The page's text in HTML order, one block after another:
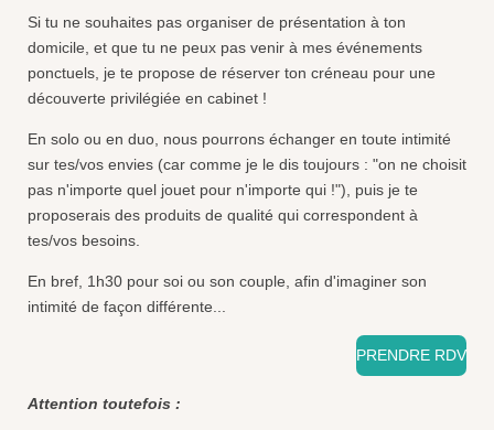
Si tu ne souhaites pas organiser de présentation à ton
domicile, et que tu ne peux pas venir à mes événements
ponctuels, je te propose de réserver ton créneau pour une
découverte privilégiée en cabinet !
En solo ou en duo, nous pourrons échanger en toute intimité
sur tes/vos envies (car comme je le dis toujours : "on ne choisit
pas n'importe quel jouet pour n'importe qui !"), puis je te
proposerais des produits de qualité qui correspondent à
tes/vos besoins.
En bref, 1h30 pour soi ou son couple, afin d'imaginer son
intimité de façon différente...
PRENDRE RDV
Attention toutefois :